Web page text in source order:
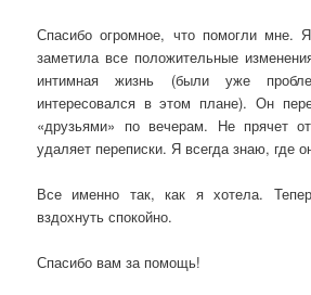
Спасибо огромное, что помогли мне.
заметила все положительные
интимная жизнь (были уже
интересовался в этом плане). Он
«друзьями» по вечерам. Не прячет
удаляет переписки. Я всегда знаю, где
Все именно так, как я хотела.
вздохнуть спокойно.
Спасибо вам за помощь!